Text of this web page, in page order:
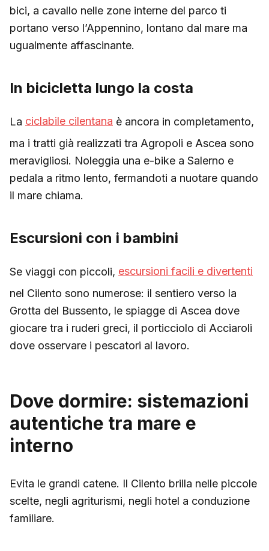
bici, a cavallo nelle zone interne del parco ti
portano verso l’Appennino, lontano dal mare ma
ugualmente affascinante.
In bicicletta lungo la costa
La ciclabile cilentana è ancora in completamento,
ma i tratti già realizzati tra Agropoli e Ascea sono
meravigliosi. Noleggia una e-bike a Salerno e
pedala a ritmo lento, fermandoti a nuotare quando
il mare chiama.
Escursioni con i bambini
Se viaggi con piccoli, escursioni facili e divertenti
nel Cilento sono numerose: il sentiero verso la
Grotta del Bussento, le spiagge di Ascea dove
giocare tra i ruderi greci, il porticciolo di Acciaroli
dove osservare i pescatori al lavoro.
Dove dormire: sistemazioni
autentiche tra mare e
interno
Evita le grandi catene. Il Cilento brilla nelle piccole
scelte, negli agriturismi, negli hotel a conduzione
familiare.